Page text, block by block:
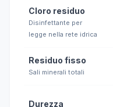
Cloro residuo
Disinfettante per
legge nella rete idrica
Residuo fisso
Sali minerali totali
Durezza